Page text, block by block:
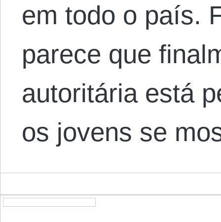
em todo o país.
parece que
autoritária está
os jovens se